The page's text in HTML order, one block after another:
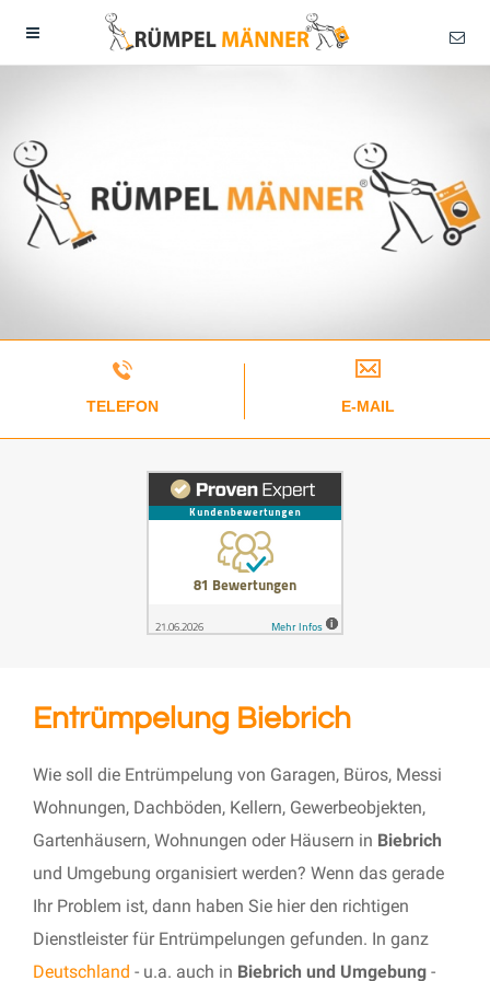
TELEFON E-MAIL
Entrümpelung Biebrich
Wie soll die Entrümpelung von Garagen, Büros, Messi
Wohnungen, Dachböden, Kellern, Gewerbeobjekten,
Gartenhäusern, Wohnungen oder Häusern in Biebrich
und Umgebung organisiert werden? Wenn das gerade
Ihr Problem ist, dann haben Sie hier den richtigen
Dienstleister für Entrümpelungen gefunden. In ganz
Deutschland - u.a. auch in Biebrich und Umgebung -